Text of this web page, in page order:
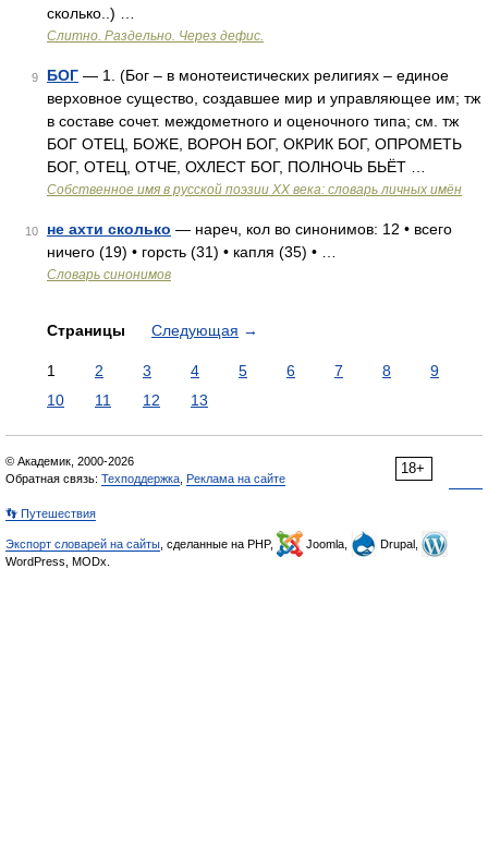
сколько..) …
Слитно. Раздельно. Через дефис.
9 БОГ — 1. (Бог – в монотеистических религиях – единое
верховное существо, создавшее мир и управляющее им; тж
в составе сочет. междометного и оценочного типа; см. тж
БОГ ОТЕЦ, БОЖЕ, ВОРОН БОГ, ОКРИК БОГ, ОПРОМЕТЬ
БОГ, ОТЕЦ, ОТЧЕ, ОХЛЕСТ БОГ, ПОЛНОЧЬ БЬЁТ …
Собственное имя в русской поэзии XX века: словарь личных имён
10 не ахти сколько — нареч, кол во синонимов: 12 • всего
ничего (19) • горсть (31) • капля (35) • …
Словарь синонимов
Страницы Следующая →
1 2 3 4 5 6 7 8
9
10
11 12 13
18+
© Академик, 2000-2026
Обратная связь: Техподдержка Реклама на сайте
👣 Путешествия
Экспорт словарей на сайты , сделанные на PHP, Joomla,
Drupal,
WordPress, MODx.